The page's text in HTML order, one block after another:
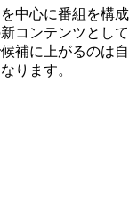
中心に番組を構成
コンテンツとして
補に上がるのは自
ります。